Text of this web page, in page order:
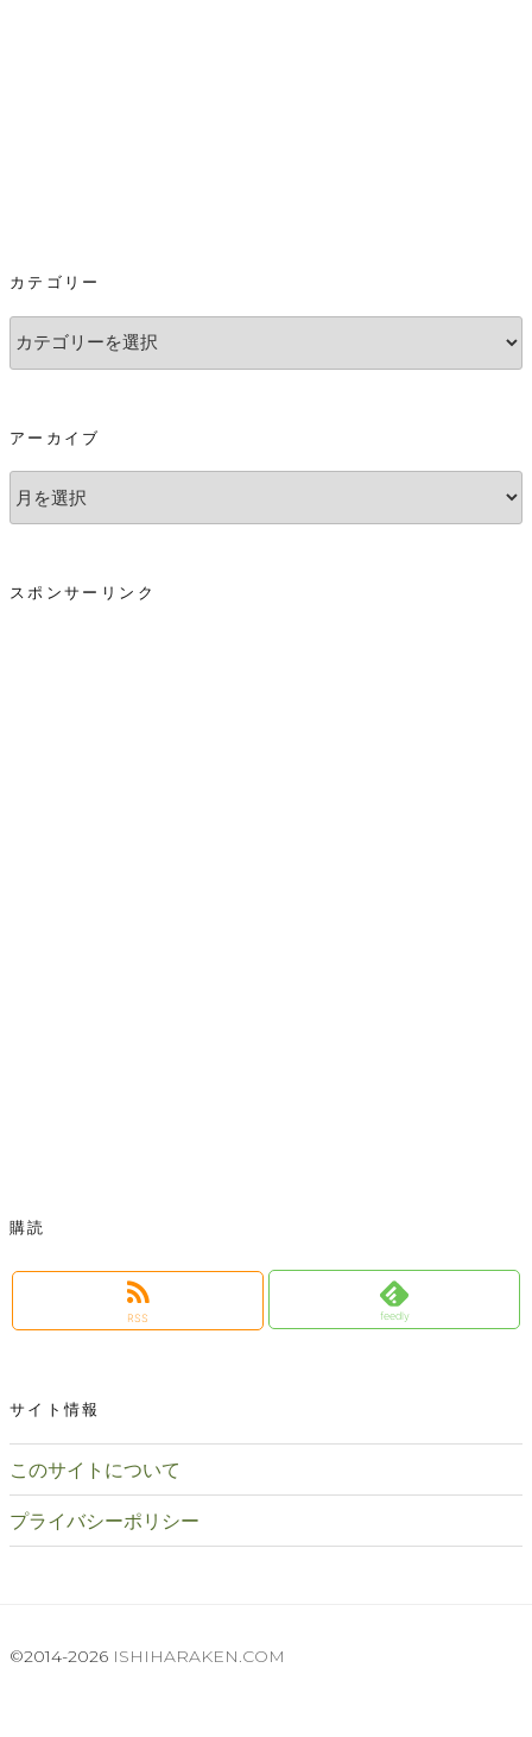
カテゴリー
カ
アーカイブ
ア
ー
スポンサーリンク
購読
RSS feedly
サイト情報
このサイトについて
プライバシーポリシー
©2014-2026 ISHIHARAKEN.COM